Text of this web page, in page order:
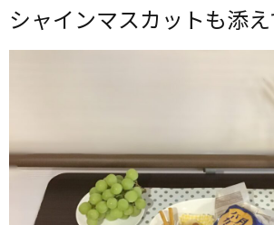
シャインマスカットも添え